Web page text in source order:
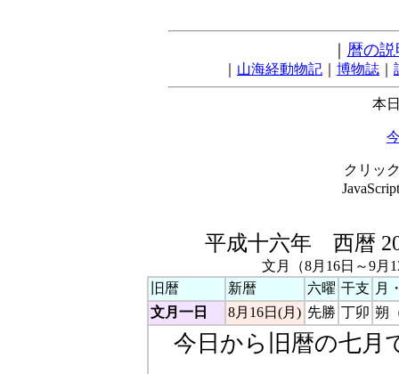
暦の説
山海経動物記 博物誌
本
クリッ
平成十六年 西暦
文月（8月16日～9
旧暦
新暦 六曜 干支 月
文月一日
8月16日(月) 先勝 丁卯 朔
今日から旧暦の七月